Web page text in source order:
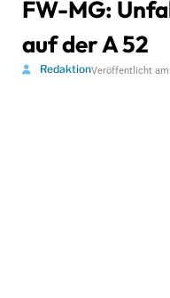
FW-MG:
auf der A 52
RedaktionVeröffentlicht am